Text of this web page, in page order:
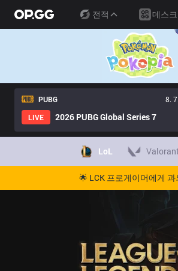
전적 데스
PUBG
8.
LIVE
2026 PUBG Global Series 7
LoL Valorant
🌟 LCK 프로게이머에게 과